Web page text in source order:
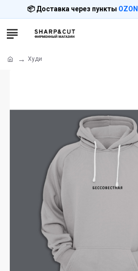
📦 Доставка через пункты OZON
Худи